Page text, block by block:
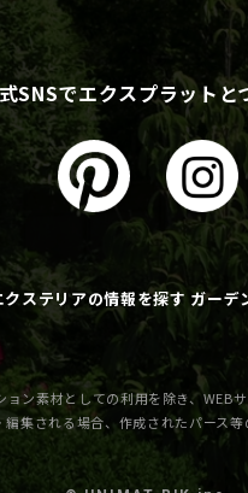
SNSでエクスプラットと
クステリアの情報を探す ガーデ
ン素材としての利用を除き、WEB
集される場合、作成されたパース